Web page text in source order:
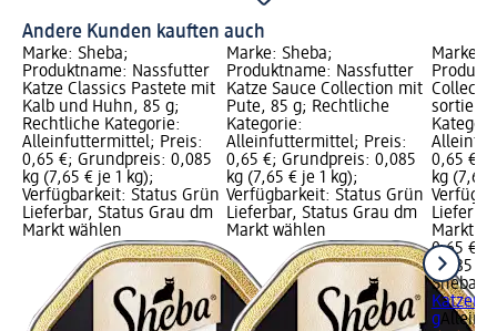
Andere Kunden kauften auch
Marke: Sheba;
Produktname: Nassfutter
Katze Classics Pastete mit
Kalb und Huhn, 85 g;
Rechtliche Kategorie:
Alleinfuttermittel; Preis:
0,65 €; Grundpreis: 0,085
kg (7,65 € je 1 kg);
Verfügbarkeit: Status Grün
Lieferbar, Status Grau dm
Markt wählen
Marke: Sheba;
Produktname: Nassfutter
Katze Sauce Collection mit
Pute, 85 g; Rechtliche
Kategorie:
Alleinfuttermittel; Preis:
0,65 €; Grundpreis: 0,085
kg (7,65 € je 1 kg);
Verfügbarkeit: Status Grün
Lieferbar, Status Grau dm
Markt wählen
Marke:
sortiert,
0,65 €;
kg (7,65
Markt
0,65 €
0,085
Sheba
g